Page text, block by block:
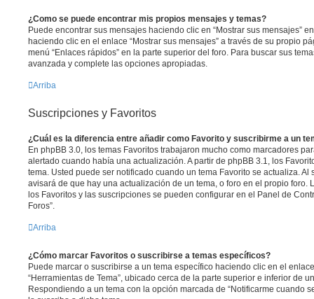
¿Como se puede encontrar mis propios mensajes y temas?
Puede encontrar sus mensajes haciendo clic en “Mostrar sus mensajes”
haciendo clic en el enlace “Mostrar sus mensajes” a través de su propio
menú “Enlaces rápidos” en la parte superior del foro. Para buscar sus
avanzada y complete las opciones apropiadas.
Arriba
Suscripciones y Favoritos
¿Cuál es la diferencia entre añadir como Favorito y suscribirme a un
En phpBB 3.0, los temas Favoritos trabajaron mucho como marcadores
alertado cuando había una actualización. A partir de phpBB 3.1, los
tema. Usted puede ser notificado cuando un tema Favorito se actualiza. Al
avisará de que hay una actualización de un tema, o foro en el propio foro.
los Favoritos y las suscripciones se pueden configurar en el Panel de
Foros”.
Arriba
¿Cómo marcar Favoritos o suscribirse a temas específicos?
Puede marcar o suscribirse a un tema específico haciendo clic en el
“Herramientas de Tema”, ubicado cerca de la parte superior e inferior de
Respondiendo a un tema con la opción marcada de “Notificarme cuando